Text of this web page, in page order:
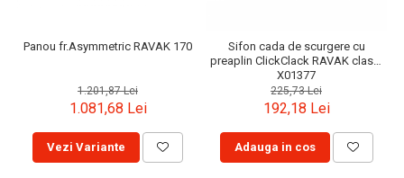
Panou fr.Asymmetric RAVAK 170
1.201,87 Lei
1.081,68 Lei
Vezi Variante
Sifon cada de scurgere cu
preaplin ClickClack RAVAK clasic
X01377
225,73 Lei
192,18 Lei
Adauga in cos